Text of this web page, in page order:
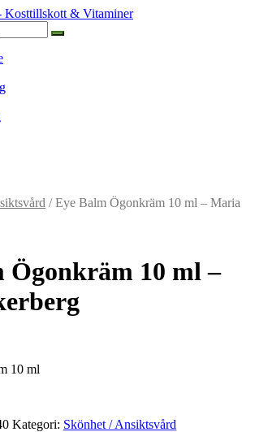
/ Eye Balm Ögonkräm 10 ml – Maria
Ögonkräm 10 ml –
10 ml
Kategori: Skönhet / Ansiktsvård